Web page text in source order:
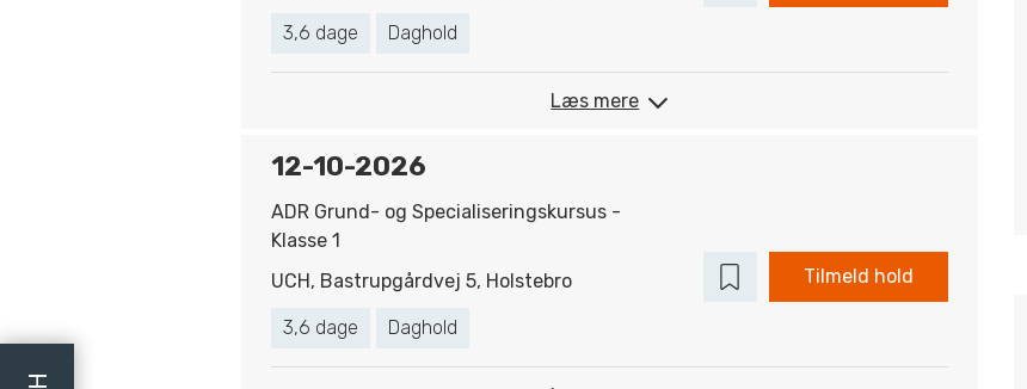
3,6 dage Daghold
Læs mere
12-10-2026
ADR Grund- og Specialiseringskursus -
Klasse 1
UCH, Bastrupgårdvej 5, Holstebro
3,6 dage Daghold
Tilmeld hold